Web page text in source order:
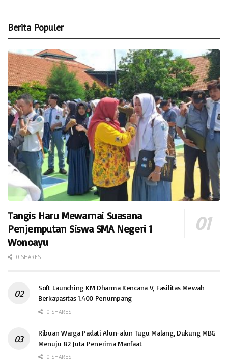
Berita Populer
Tangis Haru Mewarnai Suasana
Penjemputan Siswa SMA Negeri 1
Wonoayu
0 SHARES
Soft Launching KM Dharma Kencana V, Fasilitas Mewah
Berkapasitas 1.400 Penumpang
0 SHARES
Ribuan Warga Padati Alun-alun Tugu Malang, Dukung MBG
Menuju 82 Juta Penerima Manfaat
0 SHARES